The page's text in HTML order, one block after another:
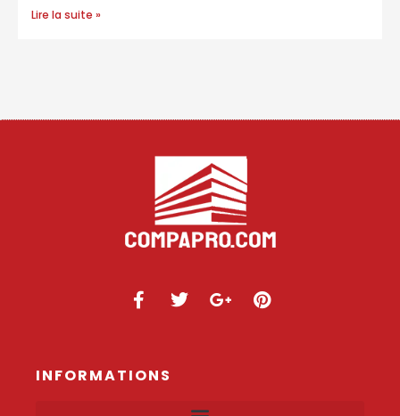
Lire la suite »
INFORMATIONS